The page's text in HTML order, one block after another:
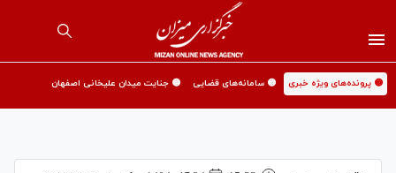
🟡 پرونده‌های ویژه خبری 🟡 سامانه‌های قضایی 🟡 جنایت میدان علیخانی اصفهان